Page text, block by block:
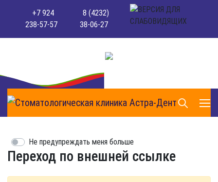
+7 924
238-57-57
8 (4232)
38-06-27
Переход по внешней ссылке
Не предупреждать меня больше